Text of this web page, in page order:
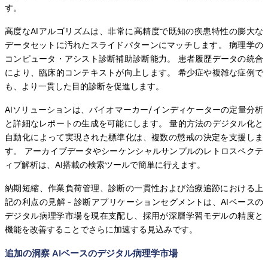
す。
高度なAIアルゴリズムは、非常に高精度で既知の疾患特性の膨大な
データセットに汚れたスライドパターンにマッチします。 病理学の
コンピュータ・アシスト診断補助診断能力。 患者履歴データの統合
により、臨床的コンテキストが向上します。 希少症や複雑な症例で
も、より一貫した目的診断を促進します。
AIソリューションは、バイオマーカー/インディケーターの定量分析
と詳細なレポートの生成を可能にします。 量的方法のデジタル化と
自動化によって実現された標準化は、複数の懲戒の決定を支援しま
す。 アーカイブデータやシーケンシャルサンプルのレトロスペクテ
ィブ解析は、AI搭載の検索ツールで簡単に行えます。
納期短縮、作業負荷管理、診断の一貫性および治療追跡における上
記の利点の見解 - 診断アプリケーションセグメントは、AIベースの
デジタル病理学市場を現在支配し、採用が深層学習モデルの精度と
機能を改善することでさらに加速する見込みです。
追加の洞察 AIベースのデジタル病理学市場